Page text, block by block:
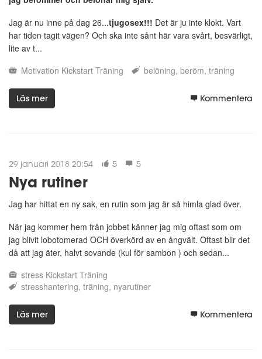
Jag är nu inne på dag 26...tjugosex!!! Det är ju inte klokt. Vart
har tiden tagit vägen? Och ska inte sånt här vara svårt, besvärligt,
lite av t...
Motivation Kickstart Träning belöning beröm träning
Läs mer Kommentera
29 januari 2018 20:54 5 5
Nya rutiner
Jag har hittat en ny sak, en rutin som jag är så himla glad över.
När jag kommer hem från jobbet känner jag mig oftast som om
jag blivit lobotomerad OCH överkörd av en ångvält. Oftast blir det
då att jag äter, halvt sovande (kul för sambon ) och sedan...
stress Kickstart Träning
stresshantering träning nyarutiner
Läs mer Kommentera